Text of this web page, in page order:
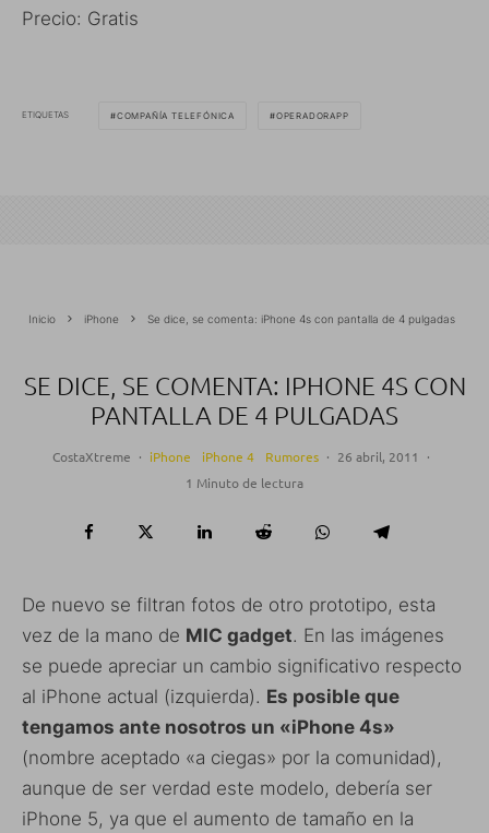
Precio: Gratis
ETIQUETAS COMPAÑÍA TELEFÓNICA OPERADORAPP
Inicio iPhone Se dice, se comenta: iPhone 4s con pantalla de 4 pulgadas
SE DICE, SE COMENTA: IPHONE 4S CON
PANTALLA DE 4 PULGADAS
CostaXtreme · iPhone iPhone 4 Rumores · 26 abril, 2011
·
1 Minuto de lectura
De nuevo se filtran fotos de otro prototipo, esta
vez de la mano de MIC gadget. En las imágenes
se puede apreciar un cambio significativo respecto
al iPhone actual (izquierda). Es posible que
tengamos ante nosotros un «iPhone 4s»
(nombre aceptado «a ciegas» por la comunidad),
aunque de ser verdad este modelo, debería ser
iPhone 5, ya que el aumento de tamaño en la